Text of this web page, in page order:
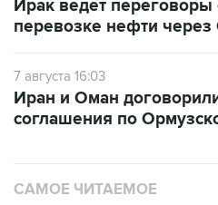
Ирак ведет
перевозке нефти
7 августа 16:03
Иран и Оман
соглашения по
САМОЕ ЧИТАЕМОЕ